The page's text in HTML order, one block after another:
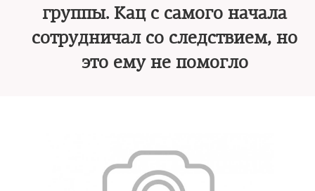
группы. Кац с самого начала
сотрудничал со следствием, но
это ему не помогло